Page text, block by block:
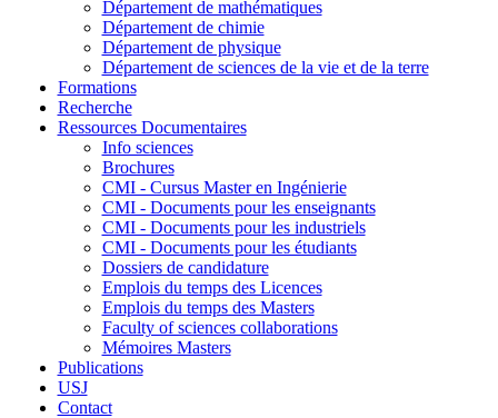
Département de mathématiques
Département de chimie
Département de physique
Département de sciences de la vie et de la terre
Formations
Recherche
Ressources Documentaires
Info sciences
Brochures
CMI - Cursus Master en Ingénierie
CMI - Documents pour les enseignants
CMI - Documents pour les industriels
CMI - Documents pour les étudiants
Dossiers de candidature
Emplois du temps des Licences
Emplois du temps des Masters
Faculty of sciences collaborations
Mémoires Masters
Publications
USJ
Contact